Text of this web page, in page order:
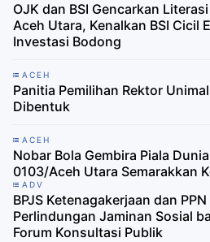
OJK dan BSI Gencarkan
Aceh Utara, Kenalkan BSI Cicil
Investasi Bodong
ACEH
Panitia Pemilihan Rektor
Dibentuk
ACEH
Nobar Bola Gembira Piala
0103/Aceh Utara Semarakkan
ADV
BPJS Ketenagakerjaan dan
Perlindungan Jaminan Sosial
Forum Konsultasi Publik